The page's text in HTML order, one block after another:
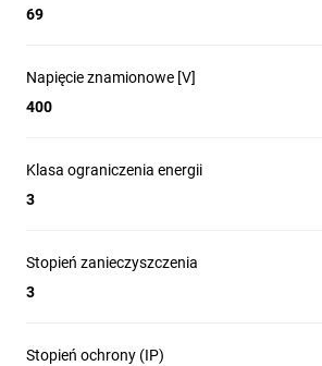
69
Napięcie znamionowe [V]
400
Klasa ograniczenia energii
3
Stopień zanieczyszczenia
3
Stopień ochrony (IP)